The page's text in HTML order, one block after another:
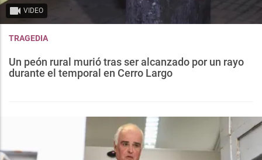
VIDEO
TRAGEDIA
Un peón rural murió tras ser alcanzado por un rayo
durante el temporal en Cerro Largo